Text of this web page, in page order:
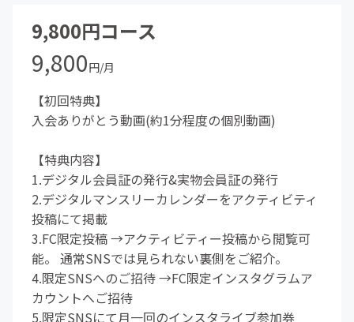
9,800円コース
9,800円/月
【初回特典】
入会ありがとう動画(約1分程度の個別動画)
【特典内容】
1.デジタル会員証の発行&実物会員証の発行
2.デジタルマンスリーカレンダーをアクティビティ
投稿にて掲載
3.FC限定投稿 →アクティビティー投稿から閲覧可
能。 通常SNSでは見られない裏側をご紹介。
4.限定SNSへのご招待 →FC限定インスタグラムア
カウントへご招待
5.限定SNSにて月一回のインスタライブ参加券